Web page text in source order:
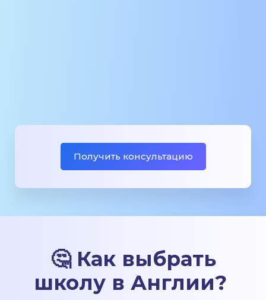
Получить консультацию
🤔 Как выбрать
школу в Англии?